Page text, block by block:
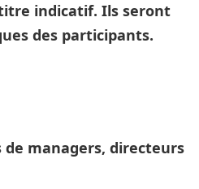
indicatif. Ils seront
des participants.
de managers, directeurs